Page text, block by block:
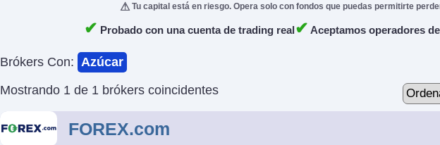
Tu capital está en riesgo. Opera solo con fondos que puedas permitirte
✔ Probado con una cuenta de trading real✔ Aceptamos operadores
Brókers Con: Azúcar
Mostrando 1 de 1 brókers coincidentes
FOREX.com